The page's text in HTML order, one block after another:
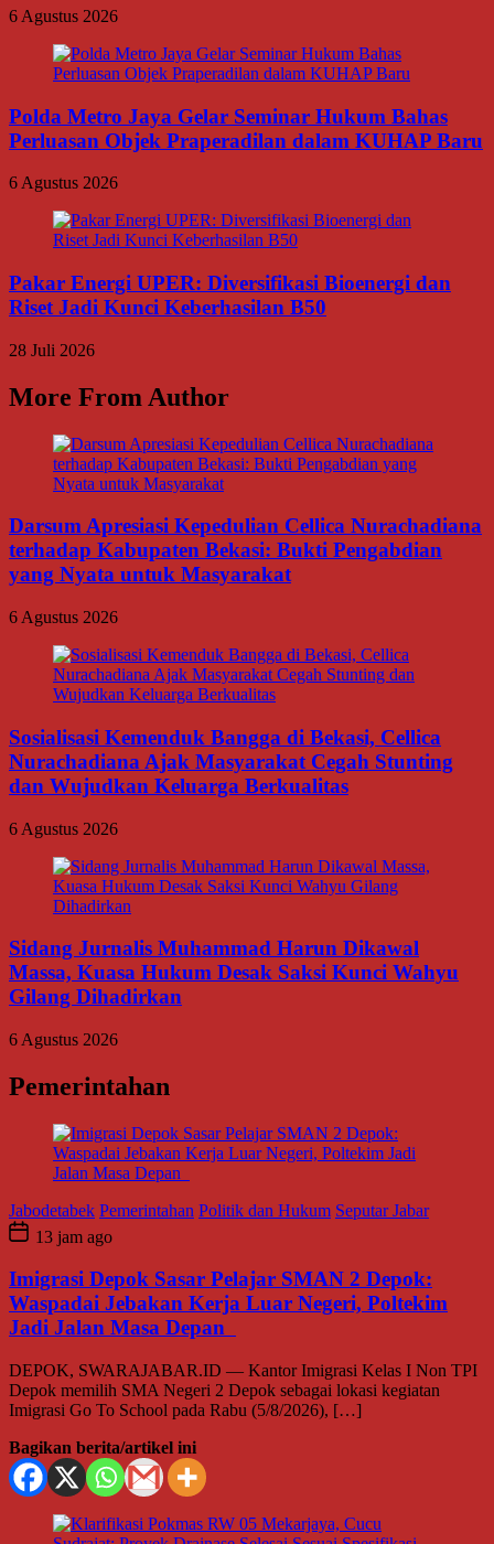
6 Agustus 2026
Polda Metro Jaya Gelar Seminar Hukum Bahas
Perluasan Objek Praperadilan dalam KUHAP Baru
6 Agustus 2026
Pakar Energi UPER: Diversifikasi Bioenergi dan
Riset Jadi Kunci Keberhasilan B50
28 Juli 2026
More From Author
Darsum Apresiasi Kepedulian Cellica Nurachadiana
terhadap Kabupaten Bekasi: Bukti Pengabdian
yang Nyata untuk Masyarakat
6 Agustus 2026
Sosialisasi Kemenduk Bangga di Bekasi, Cellica
Nurachadiana Ajak Masyarakat Cegah Stunting
dan Wujudkan Keluarga Berkualitas
6 Agustus 2026
Sidang Jurnalis Muhammad Harun Dikawal
Massa, Kuasa Hukum Desak Saksi Kunci Wahyu
Gilang Dihadirkan
6 Agustus 2026
Pemerintahan
Jabodetabek Pemerintahan Politik dan Hukum Seputar Jabar
13 jam ago
Imigrasi Depok Sasar Pelajar SMAN 2 Depok:
Waspadai Jebakan Kerja Luar Negeri, Poltekim
Jadi Jalan Masa Depan
DEPOK, SWARAJABAR.ID — Kantor Imigrasi Kelas I Non TPI
Depok memilih SMA Negeri 2 Depok sebagai lokasi kegiatan
Imigrasi Go To School pada Rabu (5/8/2026), […]
Bagikan berita/artikel ini